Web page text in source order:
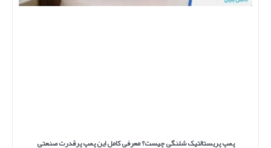
پمپ پریستالتیک شلنگی چیست؟ معرفی کامل این پمپ پرقدرت صنعتی